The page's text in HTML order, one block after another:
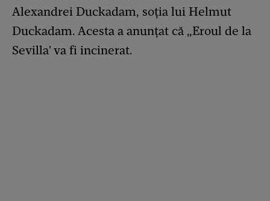
Alexandrei Duckadam, soția lui Helmut
Duckadam. Acesta a anunțat că „Eroul de la
Sevilla' va fi incinerat.